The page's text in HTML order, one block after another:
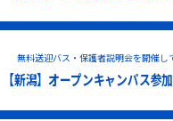
無料送迎バス・保護者説明会を開催し
【新潟】オープンキャンパス参